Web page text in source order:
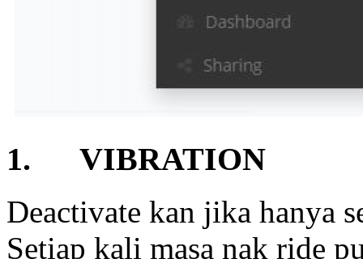
1. VIBRATION
Deactivate kan jika hanya
Setiap kali masa nak ride